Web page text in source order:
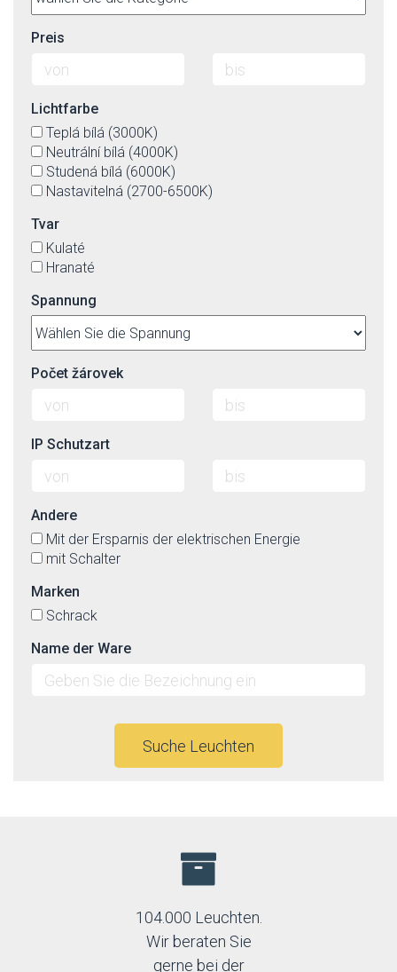
Preis
Lichtfarbe
Teplá bílá (3000K)
Neutrální bílá (4000K)
Studená bílá (6000K)
Nastavitelná (2700-6500K)
Tvar
Kulaté
Hranaté
Spannung
Počet žárovek
IP Schutzart
Andere
Mit der Ersparnis der elektrischen Energie
mit Schalter
Marken
Schrack
Name der Ware
Suche Leuchten
104.000 Leuchten.
Wir beraten Sie
gerne bei der